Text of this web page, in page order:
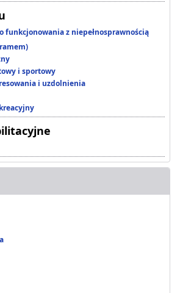
funkcjonowania z niepełnosprawnością
i sportowy
i uzdolnienia